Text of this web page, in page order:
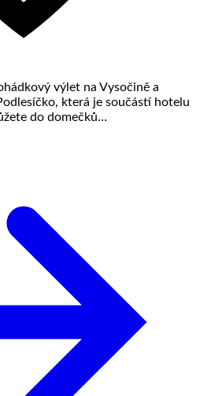
výlet na Vysočině a
která je součástí hotelu
do domečků…